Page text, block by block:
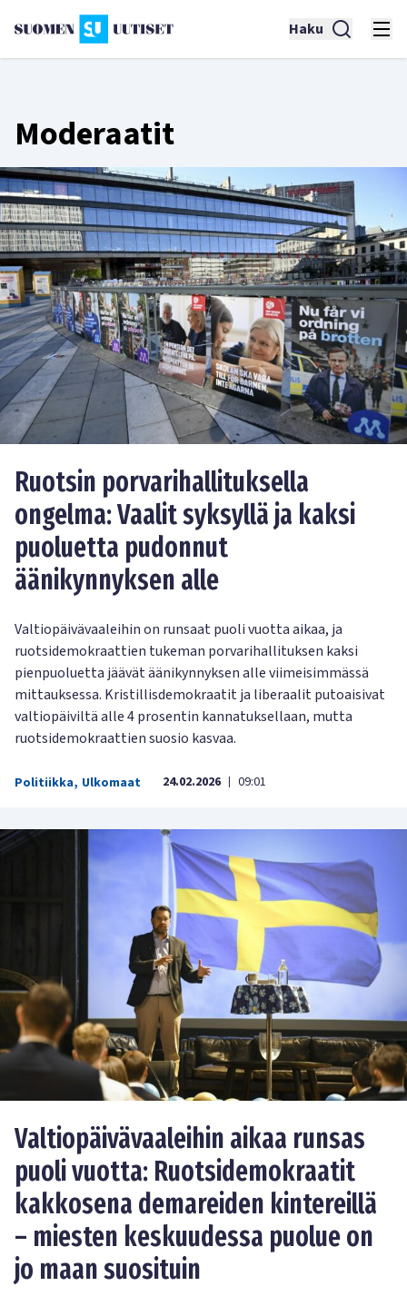
Haku
Moderaatit
Ruotsin porvarihallituksella
ongelma: Vaalit syksyllä ja kaksi
puoluetta pudonnut
äänikynnyksen alle
Valtiopäivävaaleihin on runsaat puoli vuotta aikaa, ja
ruotsidemokraattien tukeman porvarihallituksen kaksi
pienpuoluetta jäävät äänikynnyksen alle viimeisimmässä
mittauksessa. Kristillisdemokraatit ja liberaalit putoaisivat
valtiopäiviltä alle 4 prosentin kannatuksellaan, mutta
ruotsidemokraattien suosio kasvaa.
Politiikka, Ulkomaat 24.02.2026 | 09:01
Valtiopäivävaaleihin aikaa runsas
puoli vuotta: Ruotsidemokraatit
kakkosena demareiden kintereillä
– miesten keskuudessa puolue on
jo maan suosituin